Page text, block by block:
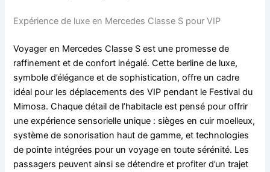
Expérience de luxe en Mercedes Classe S pour VIP
Voyager en Mercedes Classe S est une promesse de
raffinement et de confort inégalé. Cette berline de luxe,
symbole d’élégance et de sophistication, offre un cadre
idéal pour les déplacements des VIP pendant le Festival du
Mimosa. Chaque détail de l’habitacle est pensé pour offrir
une expérience sensorielle unique : sièges en cuir moelleux,
système de sonorisation haut de gamme, et technologies
de pointe intégrées pour un voyage en toute sérénité. Les
passagers peuvent ainsi se détendre et profiter d’un trajet